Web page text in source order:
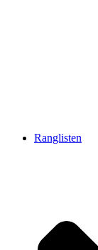
Ranglisten